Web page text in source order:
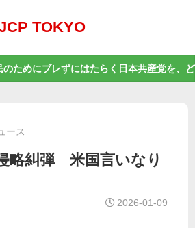
TOKYO
のためにブレずにはたらく日本共産党を、
ース
略糾弾 米国言いなり
2026-01-09